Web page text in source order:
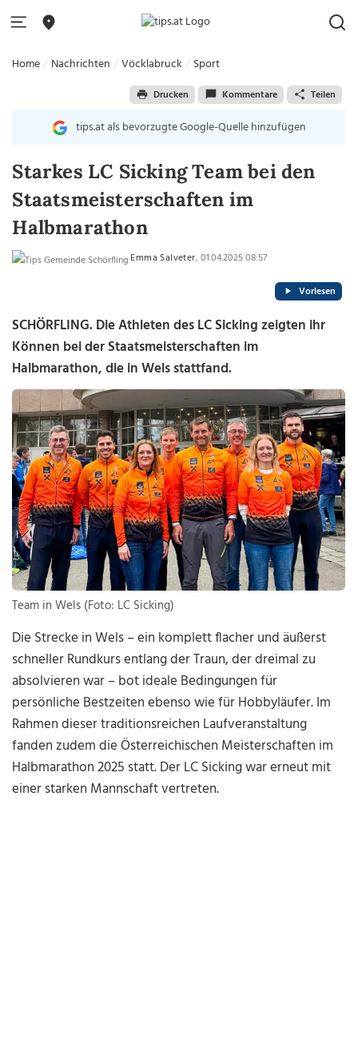
Home Nachrichten Vöcklabruck Sport
Drucken Kommentare Teilen
tips.at als bevorzugte Google-Quelle hinzufügen
Starkes LC Sicking Team bei den
Staatsmeisterschaften im
Halbmarathon
Emma Salveter, 01.04.2025 08:57
Vorlesen
SCHÖRFLING. Die Athleten des LC Sicking zeigten ihr
Können bei der Staatsmeisterschaften im
Halbmarathon, die in Wels stattfand.
Team in Wels (Foto: LC Sicking)
Die Strecke in Wels – ein komplett flacher und äußerst
schneller Rundkurs entlang der Traun, der dreimal zu
absolvieren war – bot ideale Bedingungen für
persönliche Bestzeiten ebenso wie für Hobbyläufer. Im
Rahmen dieser traditionsreichen Laufveranstaltung
fanden zudem die Österreichischen Meisterschaften im
Halbmarathon 2025 statt. Der LC Sicking war erneut mit
einer starken Mannschaft vertreten.